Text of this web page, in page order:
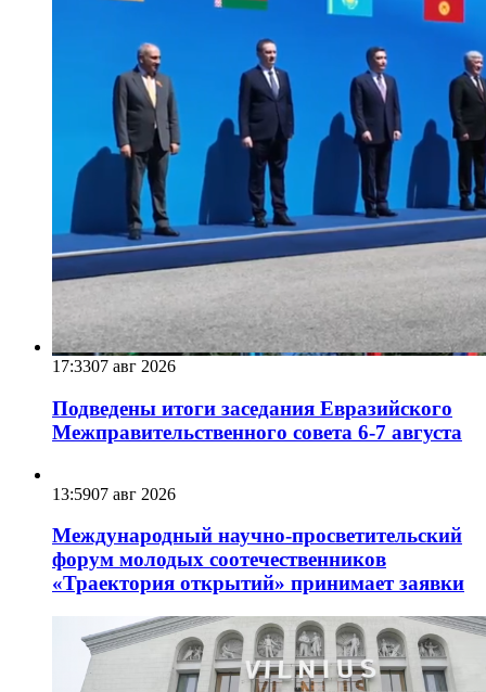
17:3307 авг 2026
Подведены итоги заседания Евразийского
Межправительственного совета 6-7 августа
13:5907 авг 2026
Международный научно-просветительский
форум молодых соотечественников
«Траектория открытий» принимает заявки